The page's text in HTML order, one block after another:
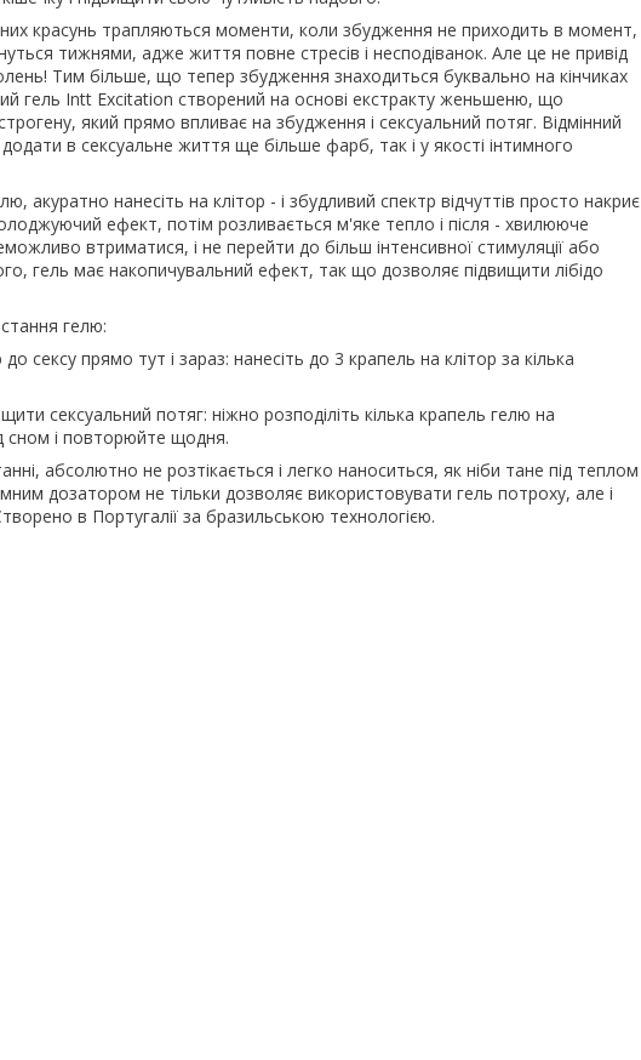
красунь трапляються моменти, коли збудження не приходить в момент,
тижнями, адже життя повне стресів і несподіванок. Але це не привід
Тим більше, що тепер збудження знаходиться буквально на кінчиках
гель Intt Excitation створений на основі екстракту женьшеню, що
який прямо впливає на збудження і сексуальний потяг. Відмінний
в сексуальне життя ще більше фарб, так і у якості інтимного
акуратно нанесіть на клітор - і збудливий спектр відчуттів просто накриє
ефект, потім розливається м'яке тепло і після - хвилююче
втриматися, і не перейти до більш інтенсивної стимуляції або
гель має накопичувальний ефект, так що дозволяє підвищити лібідо
гелю:
сексу прямо тут і зараз: нанесіть до 3 крапель на клітор за кілька
сексуальний потяг: ніжно розподіліть кілька крапель гелю на
сном і повторюйте щодня.
абсолютно не розтікається і легко наноситься, як ніби тане під теплом
дозатором не тільки дозволяє використовувати гель потроху, але і
в Португалії за бразильською технологією.